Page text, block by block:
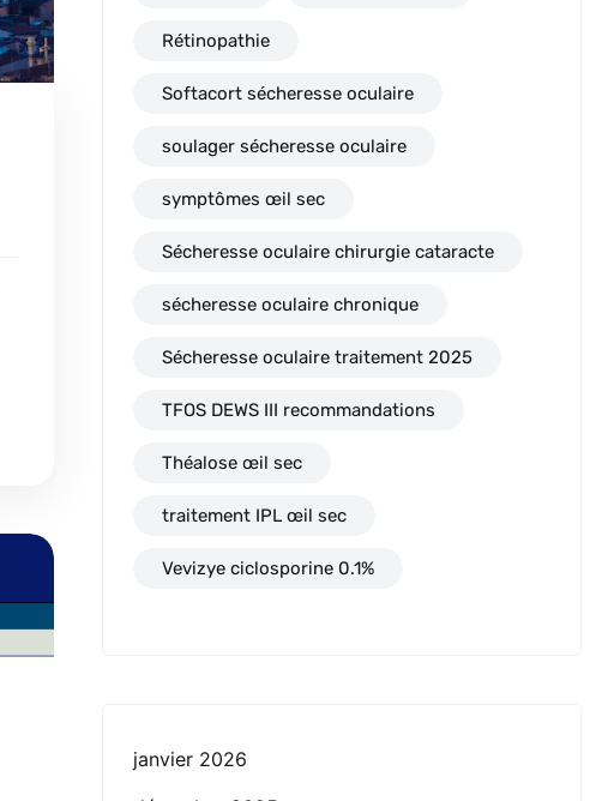
Rétinopathie
Softacort sécheresse oculaire
soulager sécheresse oculaire
symptômes œil sec
Sécheresse oculaire chirurgie cataracte
sécheresse oculaire chronique
Sécheresse oculaire traitement 2025
TFOS DEWS III recommandations
Théalose œil sec
traitement IPL œil sec
Vevizye ciclosporine 0.1%
janvier 2026